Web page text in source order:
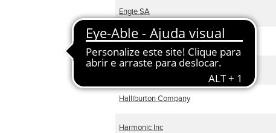
Engie SA
Ericsson ADR
GoodYear Tire & Rubber Company / The
Halliburton Company
Harmonic Inc